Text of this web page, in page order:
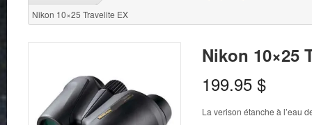
Nikon 10×25 Travelite EX
Nikon 10×25
199.95 $
La verison étanche à l’eau